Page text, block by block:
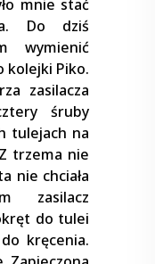
mnie stać
Do dziś
wymienić
kolejki Piko.
zasilacza
śruby
tulejach na
trzema nie
nie chciała
zasilacz
do tulei
kręcenia.